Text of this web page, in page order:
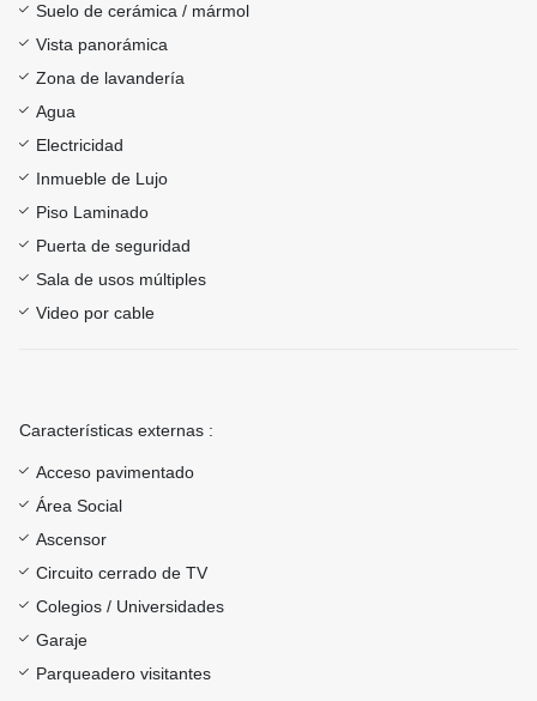
Suelo de cerámica / mármol
Vista panorámica
Zona de lavandería
Agua
Electricidad
Inmueble de Lujo
Piso Laminado
Puerta de seguridad
Sala de usos múltiples
Video por cable
Características externas :
Acceso pavimentado
Área Social
Ascensor
Circuito cerrado de TV
Colegios / Universidades
Garaje
Parqueadero visitantes